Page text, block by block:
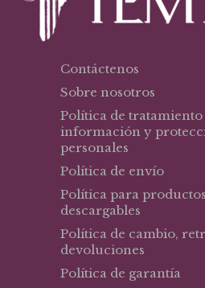
Contáctenos
Sobre nosotros
Política de tratamiento
información y
personales
Política de envío
Política para productos
descargables
Política de cambio,
devoluciones
Política de garantía